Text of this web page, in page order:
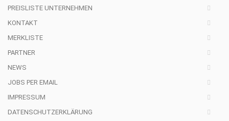
PREISLISTE UNTERNEHMEN
KONTAKT
MERKLISTE
PARTNER
NEWS
JOBS PER EMAIL
IMPRESSUM
DATENSCHUTZERKLÄRUNG